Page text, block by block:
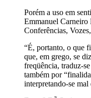
Porém a uso em
Emmanuel Carneiro
Conferências,
“É, portanto, o que
que, em grego, se
freqüência, traduz-
também por
interpretando-se mal